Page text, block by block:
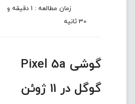
زمان مطالعه : 1 دقیقه و
30 ثانیه
گوشی Pixel 5a
گوگل در 11 ژوئن